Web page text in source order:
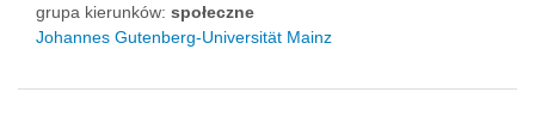
grupa kierunków: społeczne
Johannes Gutenberg-Universität Mainz